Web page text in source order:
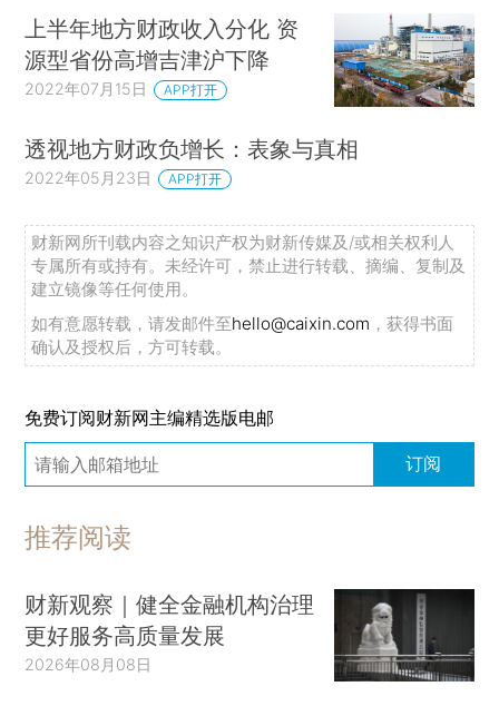
上半年地方财政收入分化 资
源型省份高增吉津沪下降
2022年07月15日 APP打开
透视地方财政负增长：表象与真相
2022年05月23日 APP打开
财新网所刊载内容之知识产权为财新传媒及/或相关权利人
专属所有或持有。未经许可，禁止进行转载、摘编、复制及
建立镜像等任何使用。
如有意愿转载，请发邮件至hello@caixin.com ，获得书面
确认及授权后，方可转载。
免费订阅财新网主编精选版电邮
订阅
推荐阅读
财新观察｜健全金融机构治理
更好服务高质量发展
2026年08月08日